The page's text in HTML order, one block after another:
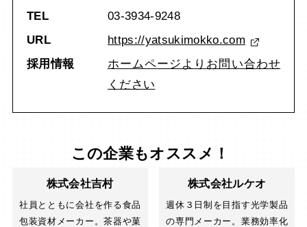
TEL
03-3934-9248
URL
https://yatsukimokko.com
採用情報
ホームページよりお問い合わせ
ください
この企業もオススメ！
株式会社吉村
社員とともに会社を作る食品
包装資材メーカー。茶器や菓
株式会社ルケオ
週休３日制を目指す光学製品
の専門メーカー。業務効率化